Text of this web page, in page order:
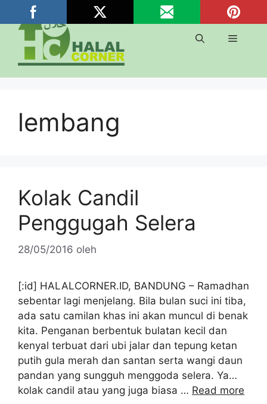
Langsung
ke
Menu
lembang
Kolak Candil
Penggugah Selera
28/05/2016 oleh
[:id] HALALCORNER.ID, BANDUNG – Ramadhan
sebentar lagi menjelang. Bila bulan suci ini tiba,
ada satu camilan khas ini akan muncul di benak
kita. Penganan berbentuk bulatan kecil dan
kenyal terbuat dari ubi jalar dan tepung ketan
putih gula merah dan santan serta wangi daun
pandan yang sungguh menggoda selera. Ya…
kolak candil atau yang juga biasa … Read more